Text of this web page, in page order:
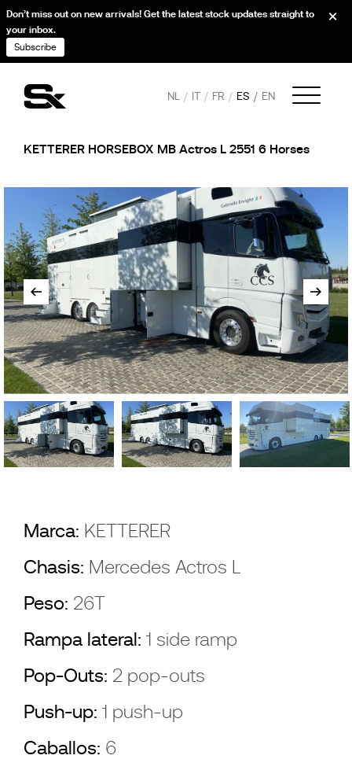
NL IT FR ES EN
KETTERER HORSEBOX MB Actros L 2551 6 Horses
Marca: KETTERER
Chasis: Mercedes Actros L
Peso: 26T
Rampa lateral: 1 side ramp
Pop-Outs: 2 pop-outs
Push-up: 1 push-up
Caballos: 6
Don’t miss out on new arrivals! Get the latest stock updates straight to
your inbox.
Subscribe